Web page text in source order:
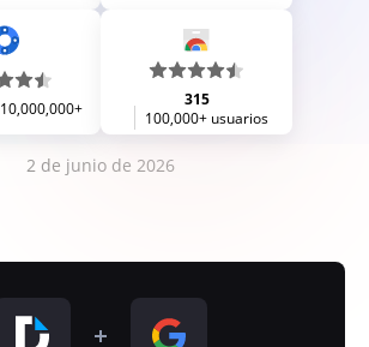
10,000,000+
315
100,000+ usuarios
2 de junio de 2026